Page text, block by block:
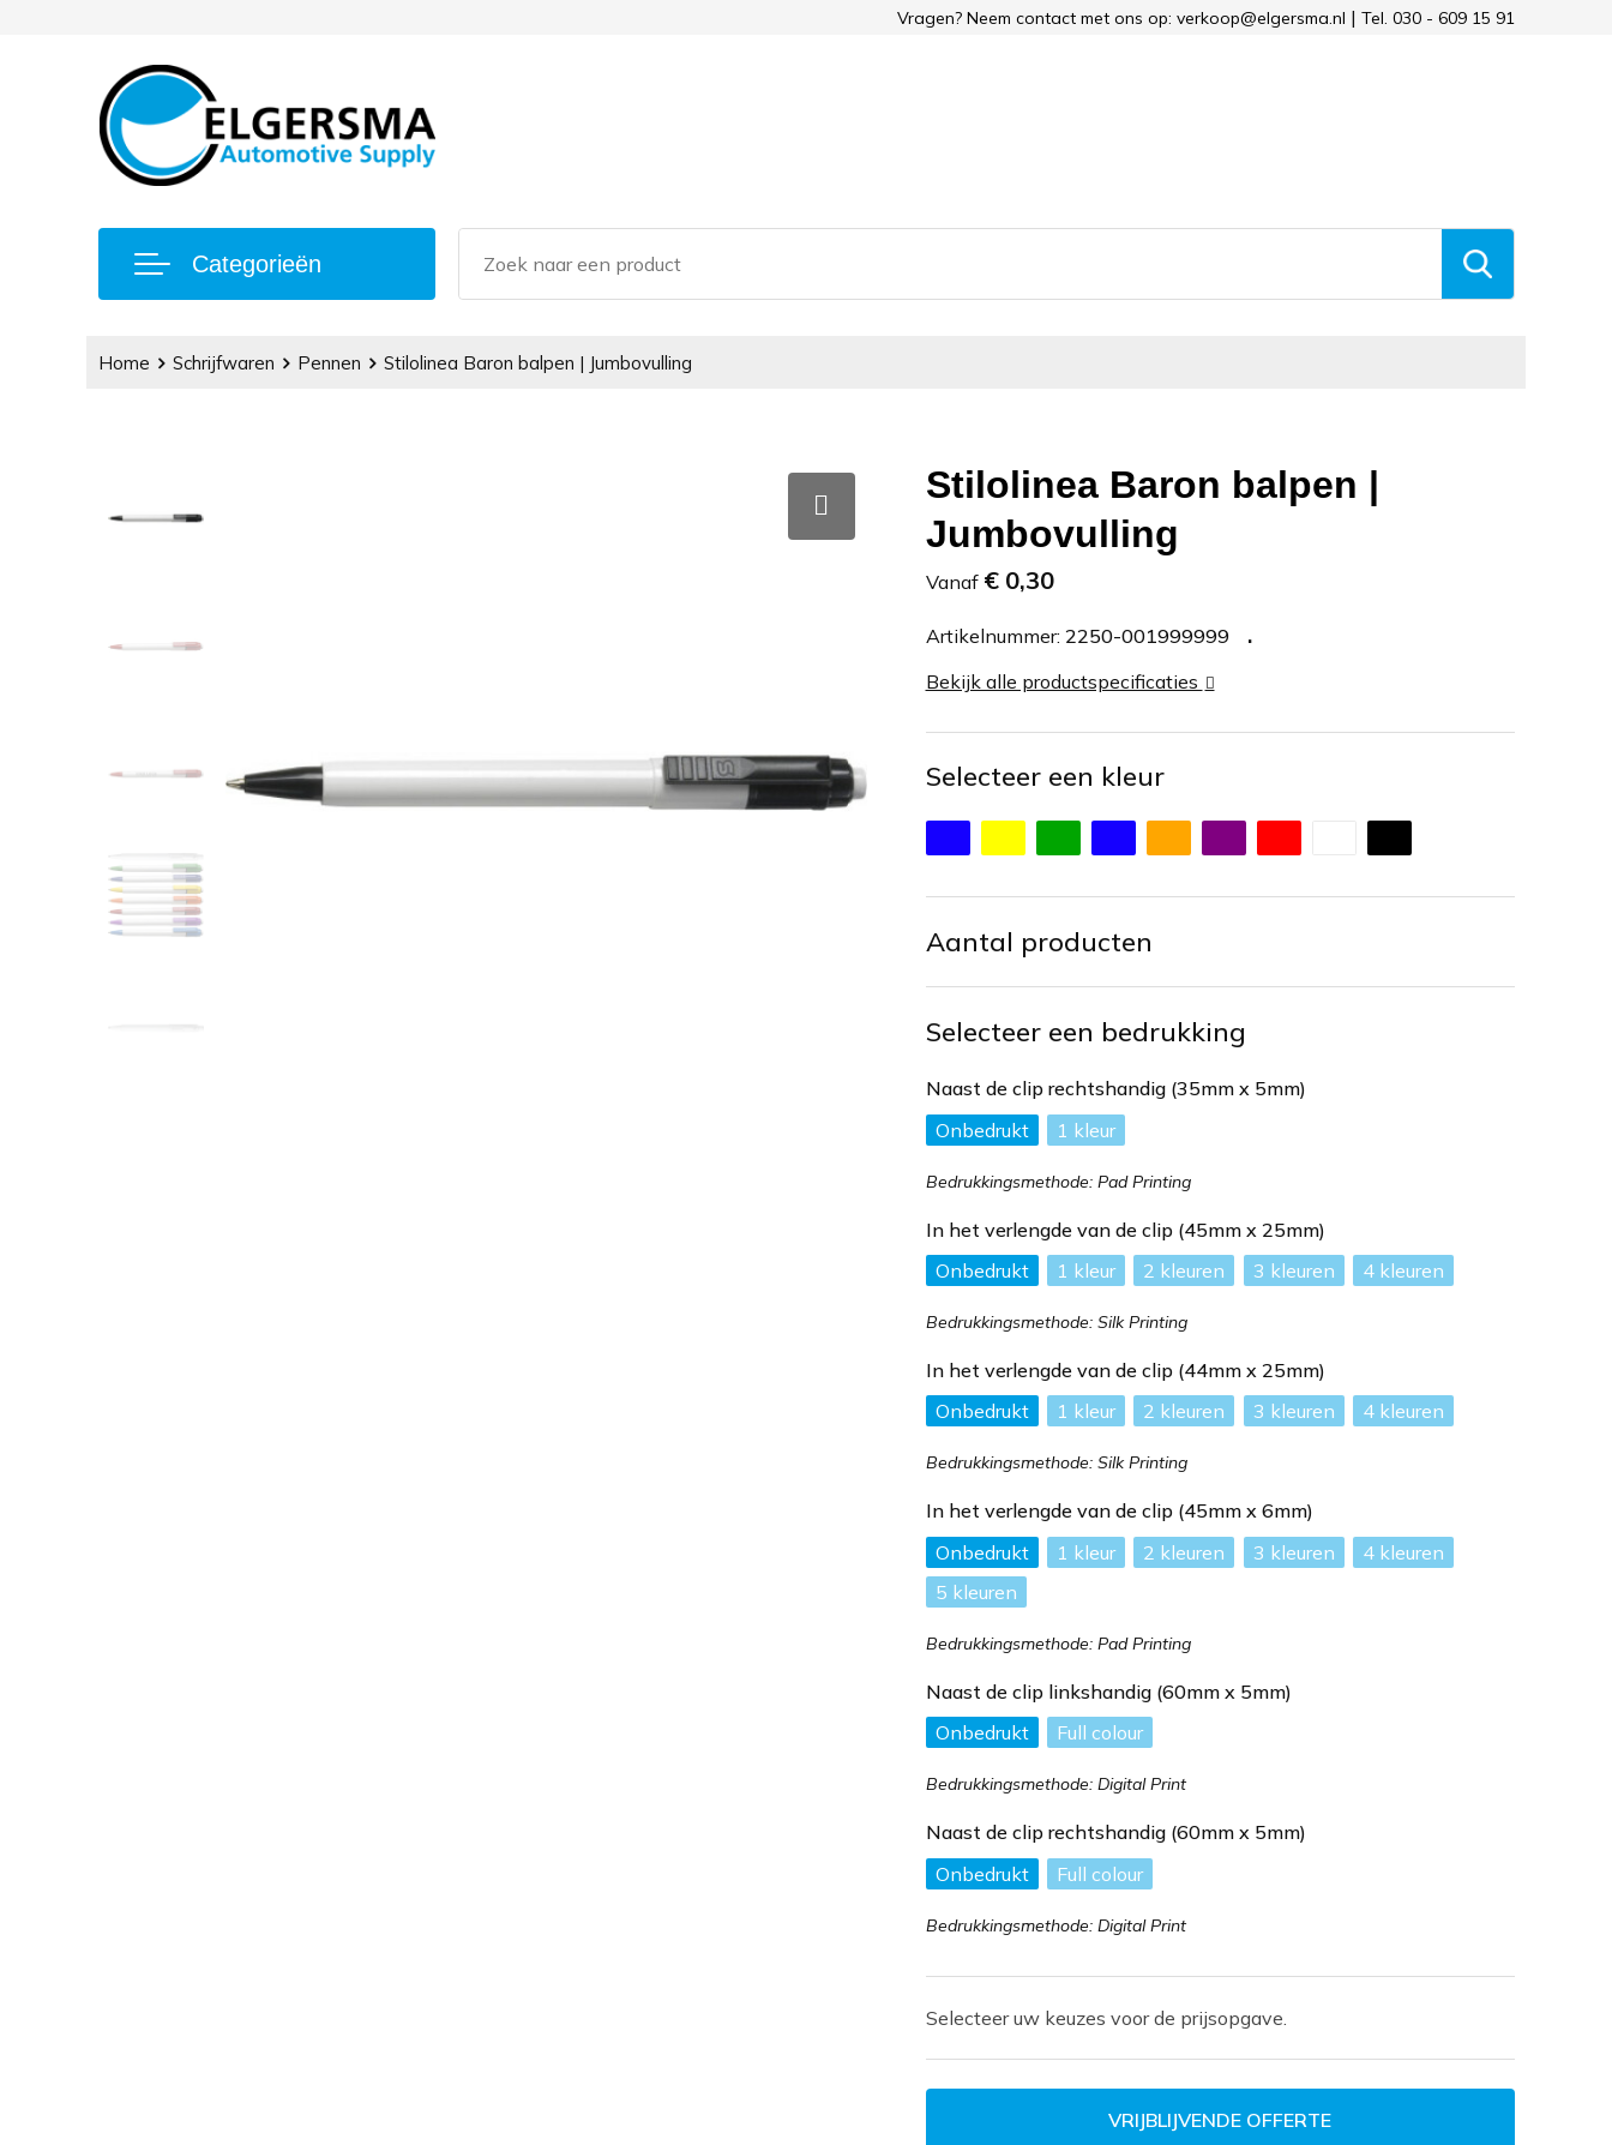
Vragen? Neem contact met ons op: verkoop@elgersma.nl Tel. 030 - 609 15 91
Categorieën
Home Schrijfwaren Pennen Stilolinea Baron balpen | Jumbovulling
Stilolinea Baron balpen |
Jumbovulling
Vanaf € 0,30
Artikelnummer: 2250-001999999
Bekijk alle productspecificaties
Selecteer een kleur
Aantal producten
Selecteer een bedrukking
Naast de clip rechtshandig (35mm x 5mm)
Onbedrukt
1
Bedrukkingsmethode: Pad Printing
In het verlengde van de clip (45mm x 25mm)
Onbedrukt
1 2 3 4
Bedrukkingsmethode: Silk Printing
In het verlengde van de clip (44mm x 25mm)
Onbedrukt
1 2 3 4
Bedrukkingsmethode: Silk Printing
In het verlengde van de clip (45mm x 6mm)
Onbedrukt
1 2 3
4
5
Bedrukkingsmethode: Pad Printing
Naast de clip linkshandig (60mm x 5mm)
Onbedrukt
Full colour
Bedrukkingsmethode: Digital Print
Naast de clip rechtshandig (60mm x 5mm)
Onbedrukt
Full colour
Bedrukkingsmethode: Digital Print
Selecteer uw keuzes voor de prijsopgave.
VRIJBLIJVENDE OFFERTE